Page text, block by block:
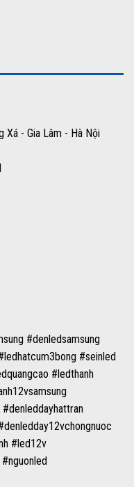
- Gia Lâm - Hà Nội
#denledsamsung
#seinled
#ledthanh
#led12v